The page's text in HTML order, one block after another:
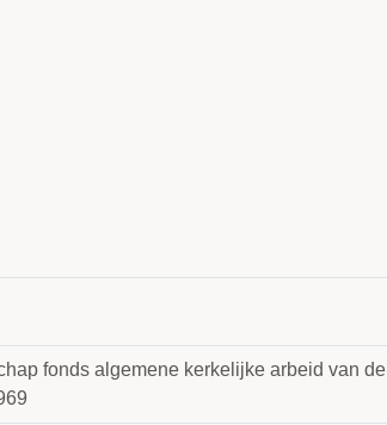
fonds algemene kerkelijke arbeid van de